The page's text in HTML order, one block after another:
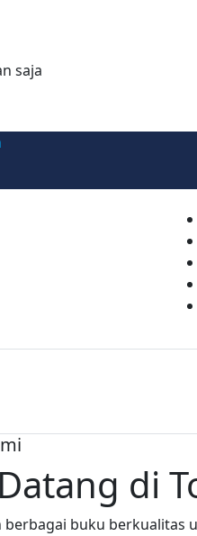
saja
di
berbagai buku